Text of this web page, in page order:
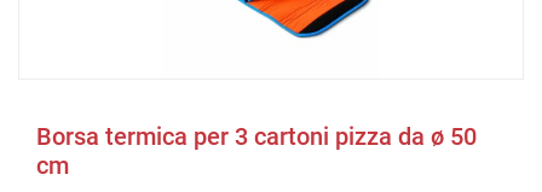
Borsa termica per 3 cartoni pizza da ø 50
cm